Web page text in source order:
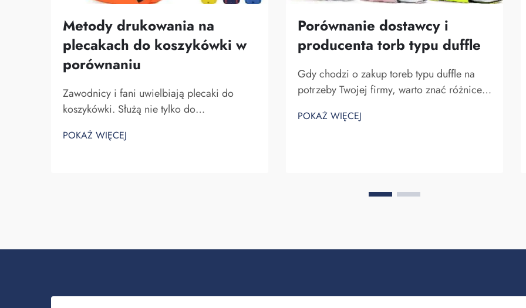
Metody drukowania na
plecakach do koszykówki w
porównaniu
Zawodnicy i fani uwielbiają plecaki do
koszykówki. Służą nie tylko do
ale także do pokazywania ducha zespołu
POKAŻ WIĘCEJ
Porównanie dostawcy i
producenta torb typu duffle
Gdy chodzi o zakup toreb typu duffle na
potrzeby Twojej firmy, warto znać różnice
to firmy sprzedające towary, podczas gdy
POKAŻ WIĘCEJ